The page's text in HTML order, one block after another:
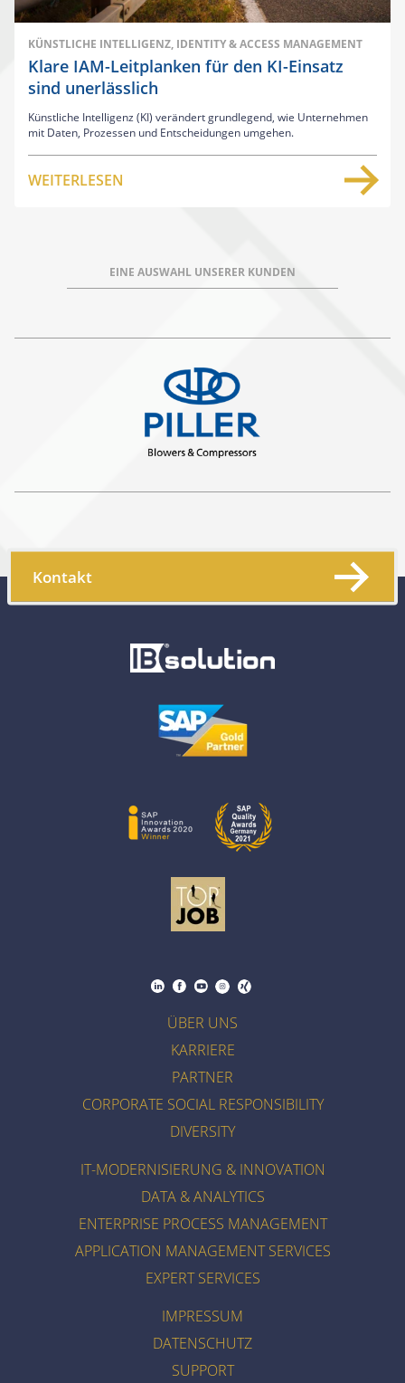
KÜNSTLICHE INTELLIGENZ, IDENTITY & ACCESS MANAGEMENT
Klare IAM-Leitplanken für den KI-Einsatz
sind unerlässlich
Künstliche Intelligenz (KI) verändert grundlegend, wie Unternehmen
mit Daten, Prozessen und Entscheidungen umgehen.
WEITERLESEN
EINE AUSWAHL UNSERER KUNDEN
Kontakt
ÜBER UNS
KARRIERE
PARTNER
CORPORATE SOCIAL RESPONSIBILITY
DIVERSITY
IT-MODERNISIERUNG & INNOVATION
DATA & ANALYTICS
ENTERPRISE PROCESS MANAGEMENT
APPLICATION MANAGEMENT SERVICES
EXPERT SERVICES
IMPRESSUM
DATENSCHUTZ
SUPPORT